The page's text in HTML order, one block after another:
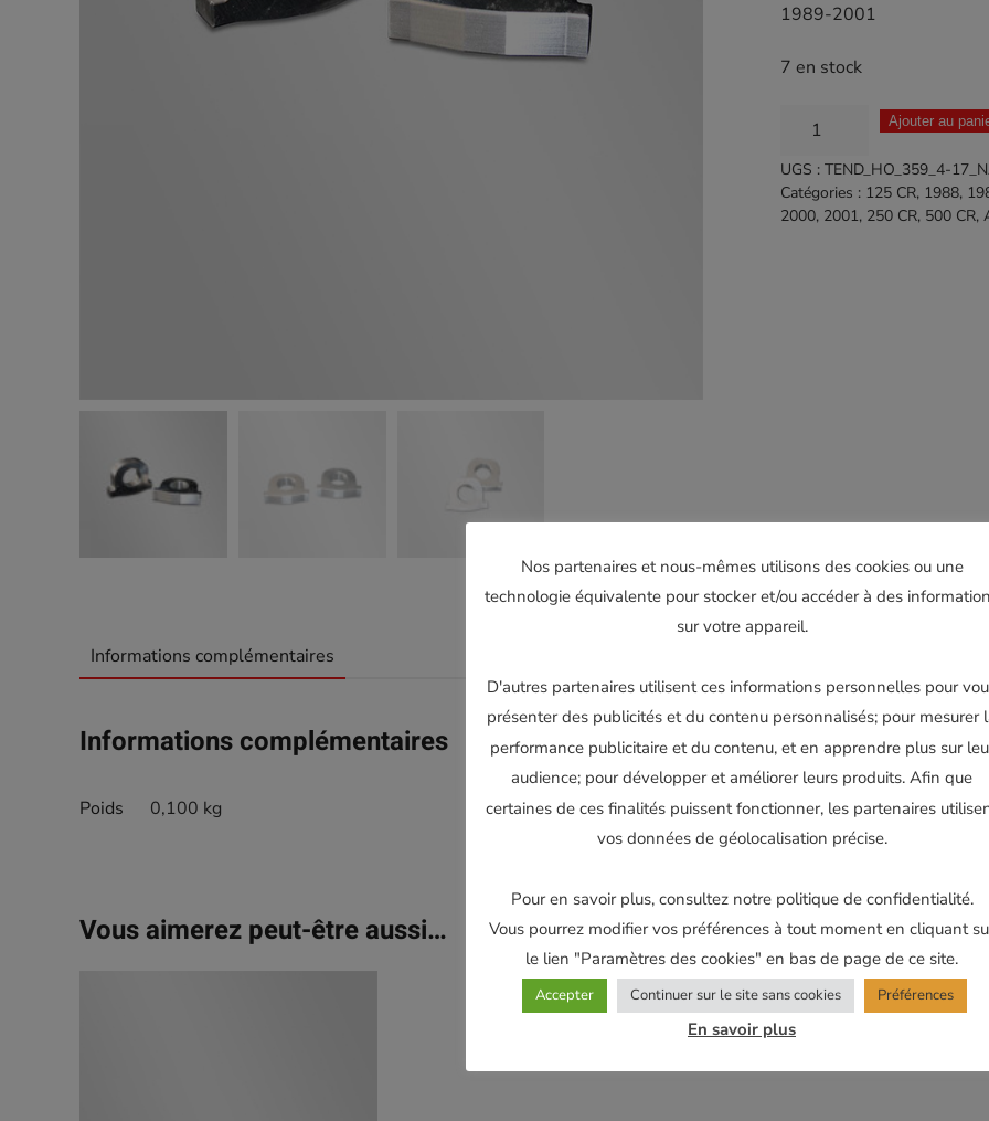
1989-2001
7 en stock
quantité
Tendeurs
de
1988-
500
1989-
Ajouter au
UGS : TEND_HO_359_4-
Catégories : 125 CR, 1988,
2000, 2001, 250 CR, 500 CR,
Informations complémentaires
Informations complémentaires
Poids 0,100 kg
Vous aimerez peut-être aussi…
Nos partenaires et nous-mêmes utilisons des cookies ou une
technologie équivalente pour stocker et/ou accéder à des
sur votre appareil.
D'autres partenaires utilisent ces informations personnelles pour
présenter des publicités et du contenu personnalisés; pour mesurer
performance publicitaire et du contenu, et en apprendre plus sur
audience; pour développer et améliorer leurs produits. Afin que
certaines de ces finalités puissent fonctionner, les partenaires
vos données de géolocalisation précise.
Pour en savoir plus, consultez notre politique de confidentialité.
Vous pourrez modifier vos préférences à tout moment en cliquant
le lien "Paramètres des cookies" en bas de page de ce site.
Accepter Continuer sur le site sans cookies Préférences
En savoir plus